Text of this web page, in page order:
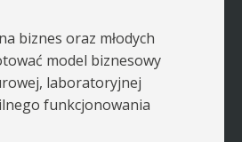
biznes oraz młodych
model biznesowy
laboratoryjnej
funkcjonowania